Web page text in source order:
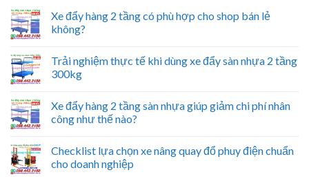
Xe đẩy hàng 2 tầng có phù hợp cho shop bán lẻ
không?
Trải nghiệm thực tế khi dùng xe đẩy sàn nhựa 2 tầng
300kg
Xe đẩy hàng 2 tầng sàn nhựa giúp giảm chi phí nhân
công như thế nào?
Checklist lựa chọn xe nâng quay đổ phuy điện chuẩn
cho doanh nghiệp